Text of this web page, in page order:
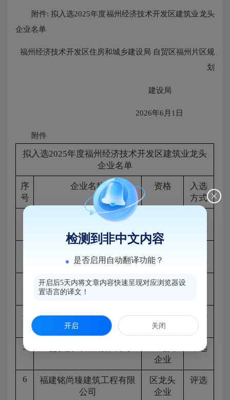
附件: 拟入选2025年度福州经济技术开发区建筑业龙头
企业名单
福州经济技术开发区住房和城乡建设局 自贸区福州片区规
划
建设局
2026年6月1日
附件
拟入选2025年度福州经济技术开发区建筑业龙头
企业名单
序
号
企业名称 资格
入选
方式
中建海峡建设发展有限公
司
企业
直接
入选
2
头企业
直接
入选
福建熙菱建设工程有限公
司
区龙头
评选
4
福州庭佳建设工程有限公
区龙头
企业
评选
5
企业
评选
6
福建铭尚臻建筑工程有限
公司
区龙头
企业
评选
检测到非中文内容
是否启用自动翻译功能？
开启后5天内将文章内容快速呈现对应浏览器设
置语言的译文！
开启 关闭